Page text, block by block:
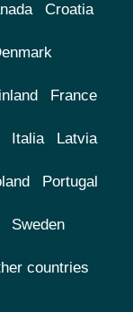
Croatia
France
Italia Latvia
Portugal
Sweden
countries